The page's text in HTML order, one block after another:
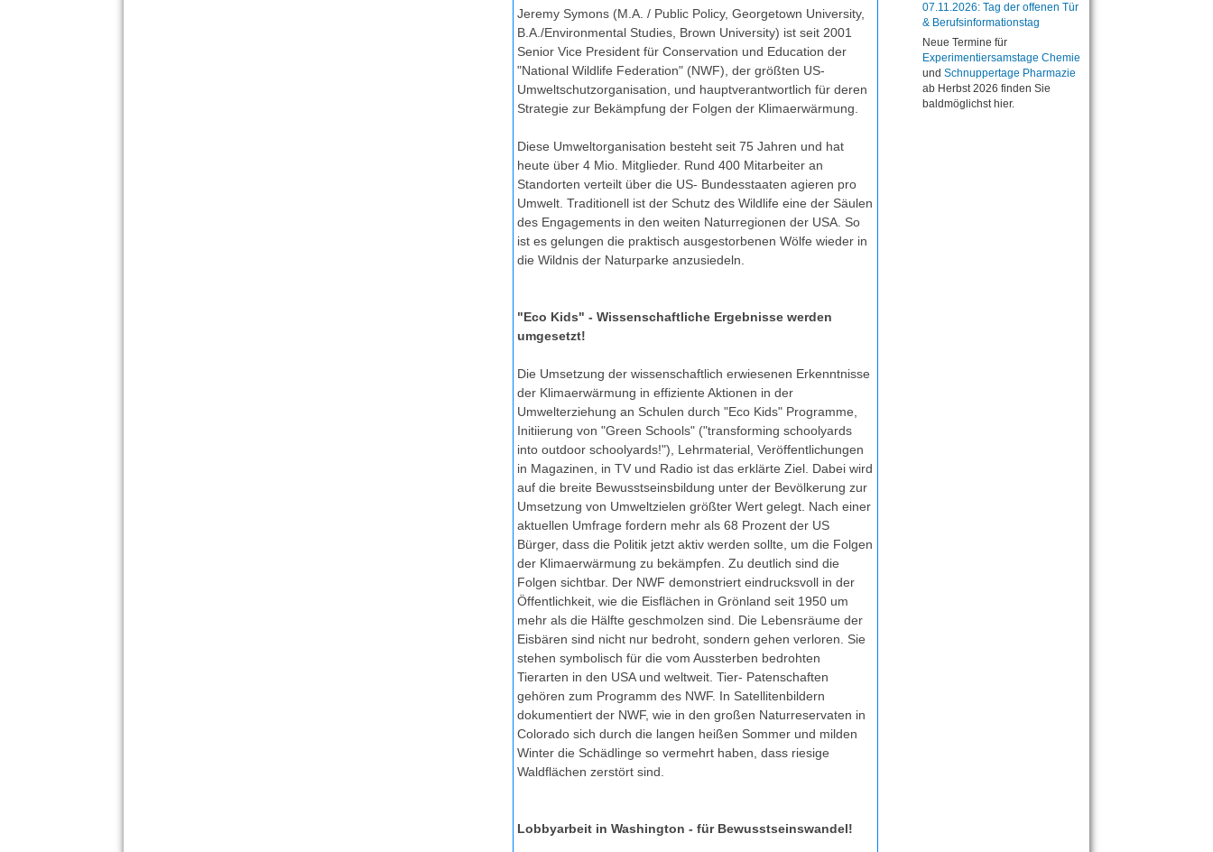
Jeremy Symons (M.A. / Public Policy, Georgetown University,
B.A./Environmental Studies, Brown University) ist seit 2001
Senior Vice President für Conservation und Education der
"National Wildlife Federation" (NWF), der größten US-
Umweltschutzorganisation, und hauptverantwortlich für deren
Strategie zur Bekämpfung der Folgen der Klimaerwärmung.
Diese Umweltorganisation besteht seit 75 Jahren und hat
heute über 4 Mio. Mitglieder. Rund 400 Mitarbeiter an
Standorten verteilt über die US- Bundesstaaten agieren pro
Umwelt. Traditionell ist der Schutz des Wildlife eine der Säulen
des Engagements in den weiten Naturregionen der USA. So
ist es gelungen die praktisch ausgestorbenen Wölfe wieder in
die Wildnis der Naturparke anzusiedeln.
"Eco Kids" - Wissenschaftliche Ergebnisse werden
umgesetzt!
Die Umsetzung der wissenschaftlich erwiesenen Erkenntnisse
der Klimaerwärmung in effiziente Aktionen in der
Umwelterziehung an Schulen durch "Eco Kids" Programme,
Initiierung von "Green Schools" ("transforming schoolyards
into outdoor schoolyards!"), Lehrmaterial, Veröffentlichungen
in Magazinen, in TV und Radio ist das erklärte Ziel. Dabei wird
auf die breite Bewusstseinsbildung unter der Bevölkerung zur
Umsetzung von Umweltzielen größter Wert gelegt. Nach einer
aktuellen Umfrage fordern mehr als 68 Prozent der US
Bürger, dass die Politik jetzt aktiv werden sollte, um die Folgen
der Klimaerwärmung zu bekämpfen. Zu deutlich sind die
Folgen sichtbar. Der NWF demonstriert eindrucksvoll in der
Öffentlichkeit, wie die Eisflächen in Grönland seit 1950 um
mehr als die Hälfte geschmolzen sind. Die Lebensräume der
Eisbären sind nicht nur bedroht, sondern gehen verloren. Sie
stehen symbolisch für die vom Aussterben bedrohten
Tierarten in den USA und weltweit. Tier- Patenschaften
gehören zum Programm des NWF. In Satellitenbildern
dokumentiert der NWF, wie in den großen Naturreservaten in
Colorado sich durch die langen heißen Sommer und milden
Winter die Schädlinge so vermehrt haben, dass riesige
Waldflächen zerstört sind.
Lobbyarbeit in Washington - für Bewusstseinswandel!
07.11.2026: Tag der offenen Tür
& Berufsinformationstag
Neue Termine für
Experimentiersamstage Chemie
und Schnuppertage Pharmazie
ab Herbst 2026 finden Sie
baldmöglichst hier.